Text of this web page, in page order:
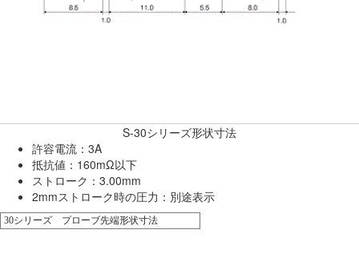
S-30シリーズ形状寸法
許容電流：3A
抵抗値：160mΩ以下
ストローク：3.00mm
2mmストローク時の圧力： 別途表示
30シリーズ プローブ先端形状寸法